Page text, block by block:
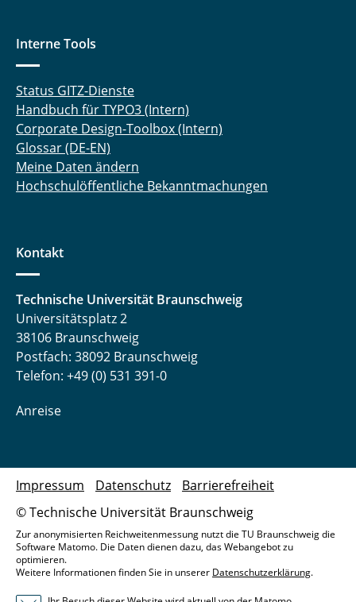
Interne Tools
Status GITZ-Dienste
Handbuch für TYPO3 (Intern)
Corporate Design-Toolbox (Intern)
Glossar (DE-EN)
Meine Daten ändern
Hochschulöffentliche Bekanntmachungen
Kontakt
Technische Universität Braunschweig
Universitätsplatz 2
38106 Braunschweig
Postfach: 38092 Braunschweig
Telefon: +49 (0) 531 391-0
Anreise
© Technische Universität Braunschweig
Impressum Datenschutz Barrierefreiheit
Zur anonymisierten Reichweitenmessung nutzt die TU Braunschweig die
Software Matomo. Die Daten dienen dazu, das Webangebot zu
optimieren.
Weitere Informationen finden Sie in unserer Datenschutzerklärung.